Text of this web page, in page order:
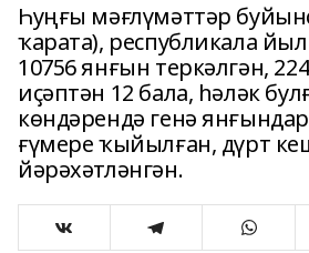
Һуңғы мәғлүмәттәр
ҡарата), республикала
10756 янғын теркәлгән,
иҫәптән 12 бала, һәләк
көндәрендә генә
ғүмере ҡыйылған, дүрт
йәрәхәтләнгән.